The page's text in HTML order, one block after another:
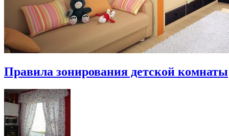
Правила зонирования детской комнаты